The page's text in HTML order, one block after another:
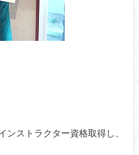
ストラクター資格取得し、